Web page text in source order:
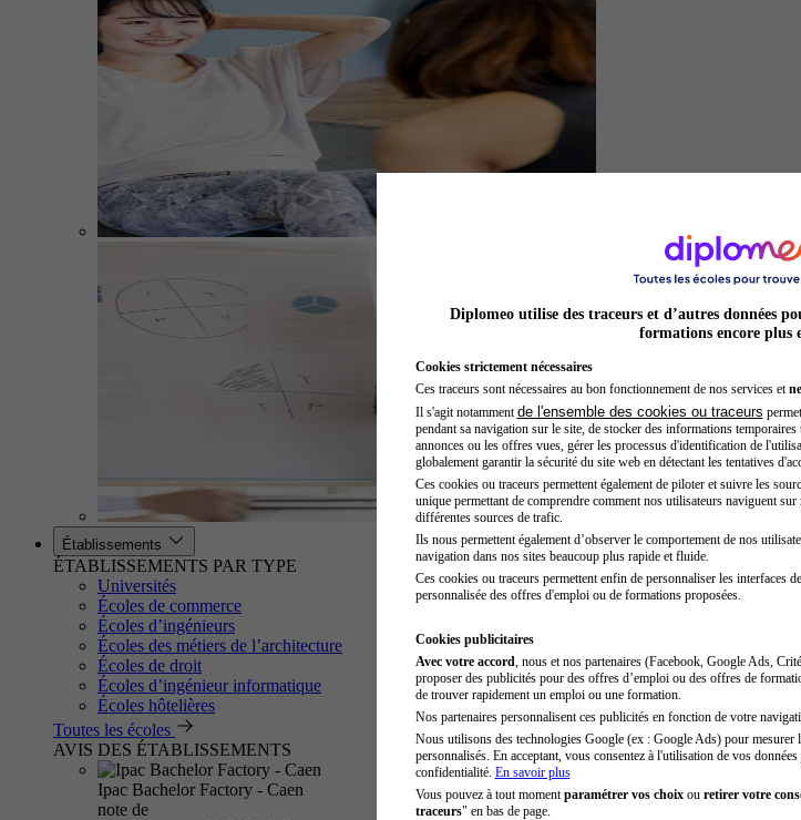
Préparateur physique
Établissements
ÉTABLISSEMENTS PAR TYPE
Universités
Écoles de commerce
Écoles d’ingénieurs
Écoles des métiers de l’architecture
Écoles de droit
Écoles d’ingénieur informatique
Écoles hôtelières
Toutes les écoles
AVIS DES ÉTABLISSEMENTS
Ipac Bachelor Factory - Caen
note de
Diplomeo utilise des traceurs et d’autres données
formations encore plus
Cookies strictement nécessaires
Ces traceurs sont nécessaires au bon fonctionnement de nos services et
Il s'agit notamment de l'ensemble des cookies ou traceurs
pendant sa navigation sur le site, de stocker des informations
annonces ou les offres vues, gérer les processus d'identification de
globalement garantir la sécurité du site web en détectant les tentatives
Ces cookies ou traceurs permettent également de piloter et suivre les
unique permettant de comprendre comment nos utilisateurs naviguent
différentes sources de trafic.
Ils nous permettent également d’observer le comportement de nos
navigation dans nos sites beaucoup plus rapide et fluide.
Ces cookies ou traceurs permettent enfin de personnaliser les interfaces
personnalisée des offres d'emploi ou de formations proposées.
Cookies publicitaires
Avec votre accord , nous et nos partenaires (Facebook, Google Ads,
proposer des publicités pour des offres d’emploi ou des offres de
de trouver rapidement un emploi ou une formation.
Nos partenaires personnalisent ces publicités en fonction de votre
Nous utilisons des technologies Google (ex : Google Ads) pour mesurer
personnalisés. En acceptant, vous consentez à l'utilisation de vos
confidentialité. En savoir plus
Vous pouvez à tout moment paramétrer vos choixou retirer votre
traceurs" en bas de page.